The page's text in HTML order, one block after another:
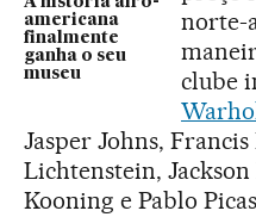
americana
finalmente
ganha o seu
museu
norte-
clube
Jasper Johns, Francis
Lichtenstein,
Kooning e Pablo